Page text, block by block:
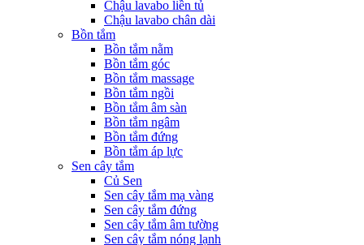
Chậu lavabo liền tủ
Chậu lavabo chân dài
Bồn tắm
Bồn tắm nằm
Bồn tắm góc
Bồn tắm massage
Bồn tắm ngồi
Bồn tắm âm sàn
Bồn tắm ngâm
Bồn tắm đứng
Bồn tắm áp lực
Sen cây tắm
Củ Sen
Sen cây tắm mạ vàng
Sen cây tắm đứng
Sen cây tắm âm tường
Sen cây tắm nóng lạnh